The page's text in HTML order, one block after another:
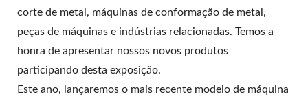
corte de metal, máquinas de conformação de metal,
peças de máquinas e indústrias relacionadas. Temos a
honra de apresentar nossos novos produtos
participando desta exposição.
Este ano, lançaremos o mais recente modelo de máquina